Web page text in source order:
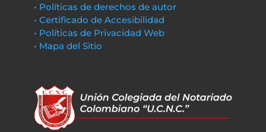
• Políticas de derechos de autor
• Certificado de Accesibilidad
• Políticas de Privacidad Web
• Mapa del Sitio